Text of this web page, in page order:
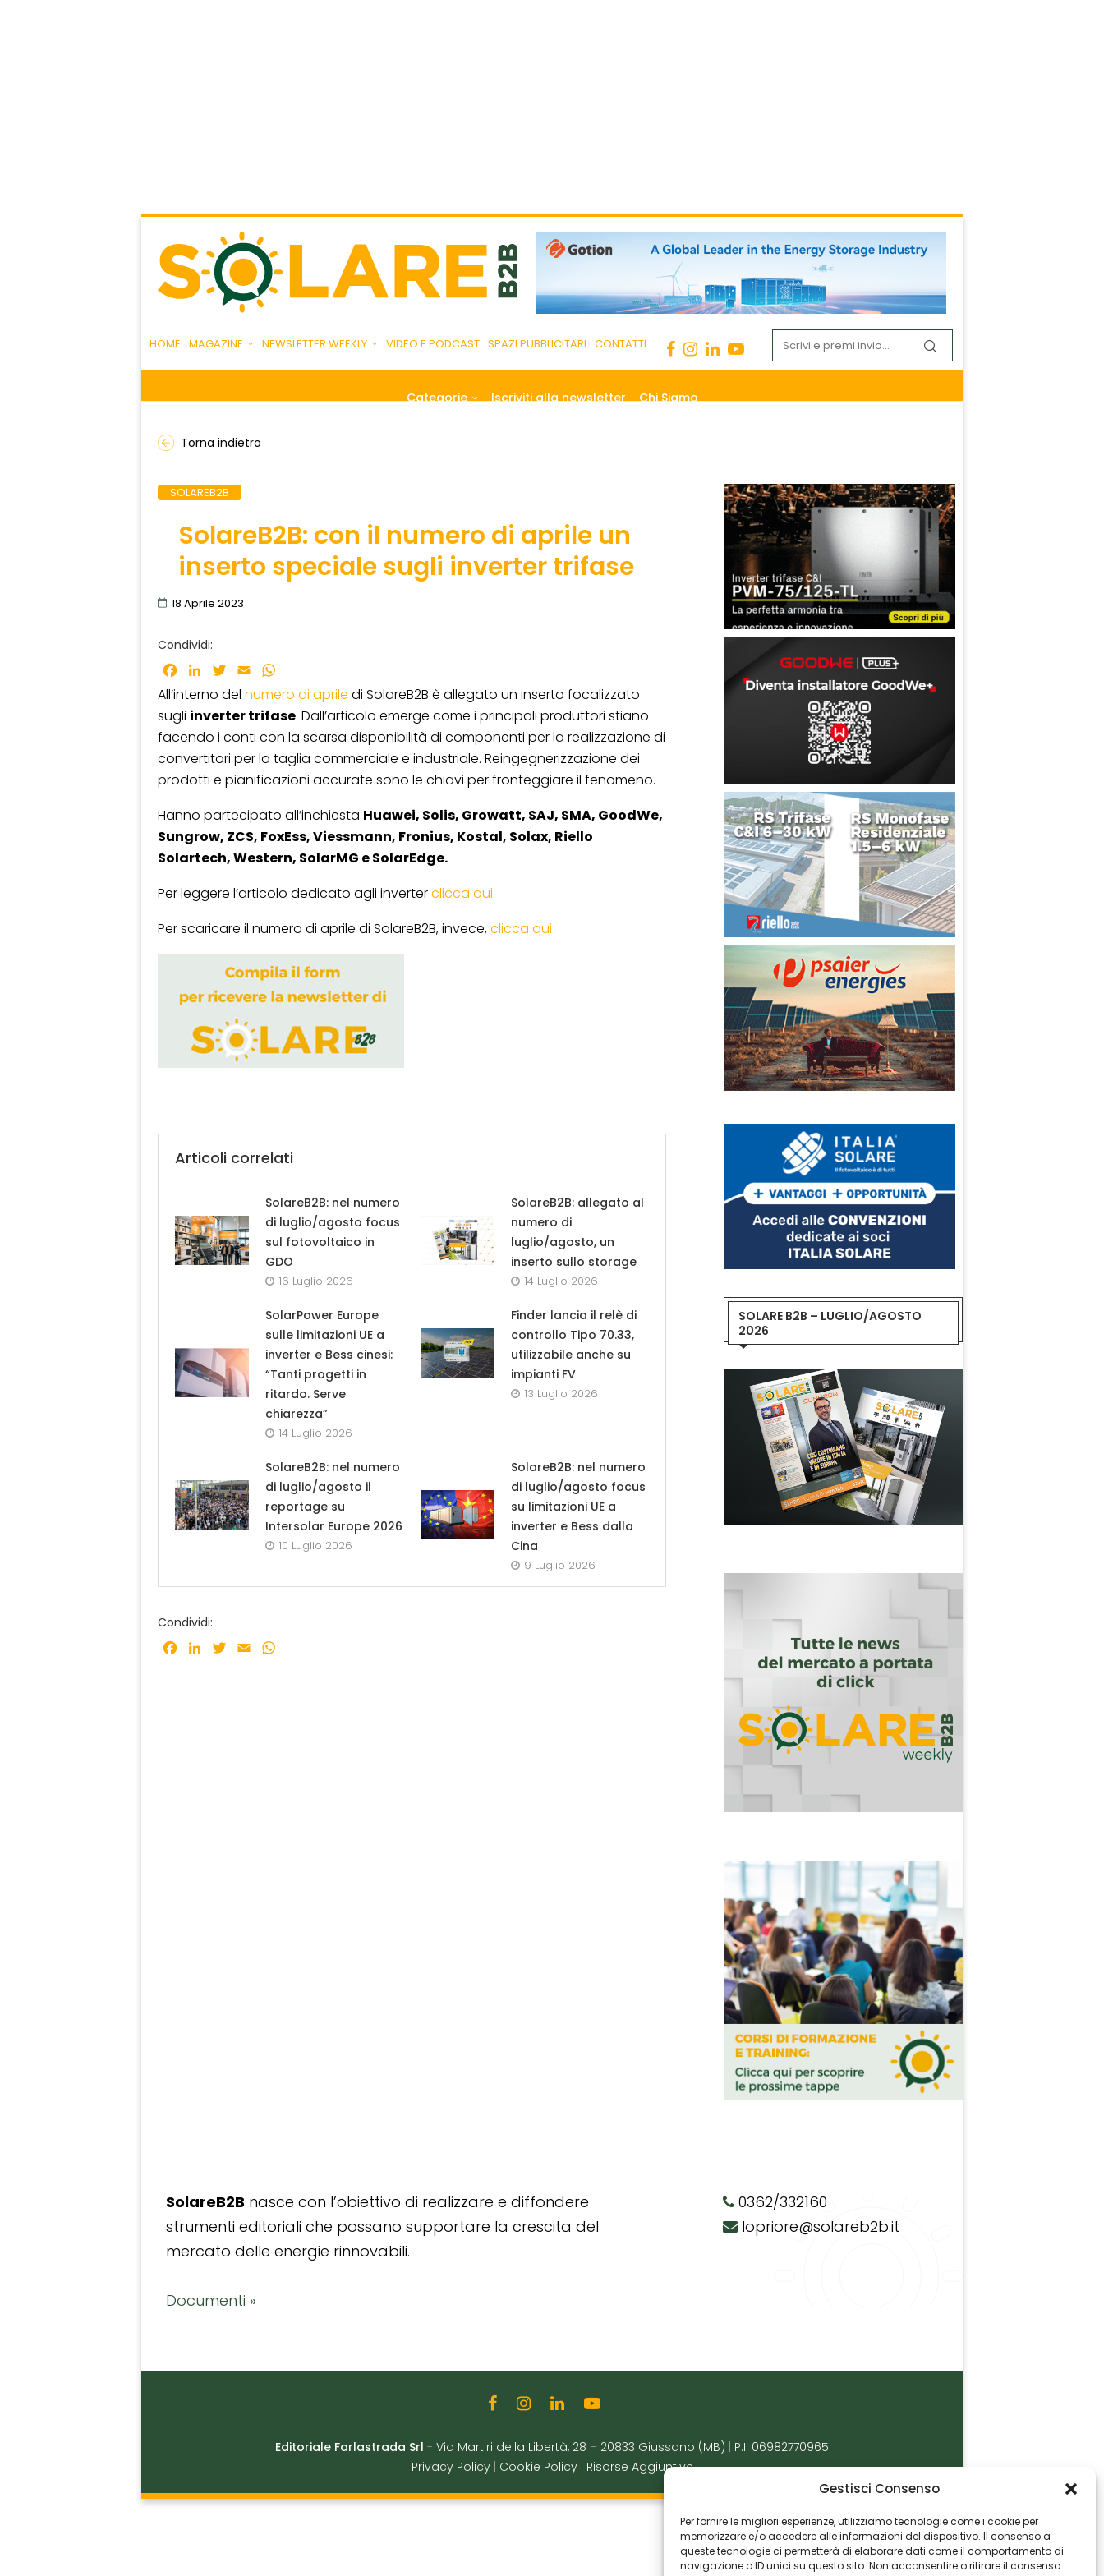
Gestisci Consenso
Per fornire le migliori esperienze, utilizziamo tecnologie come i cookie per
memorizzare e/o accedere alle informazioni del dispositivo. Il consenso a
queste tecnologie ci permetterà di elaborare dati come il comportamento di
navigazione o ID unici su questo sito. Non acconsentire o ritirare il consenso
HOME MAGAZINE NEWSLETTER WEEKLY VIDEO E PODCAST SPAZI PUBBLICITARI CONTATTI
Categorie Iscriviti alla newsletter Chi Siamo
Torna indietro
SOLAREB2B
SolareB2B: con il numero di aprile un
inserto speciale sugli inverter trifase
18 Aprile 2023
Condividi:
Facebook
LinkedInTwitter
Email
All’interno del numero di aprile di SolareB2B è allegato un inserto focalizzato
sugli inverter trifase. Dall’articolo emerge come i principali produttori stiano
facendo i conti con la scarsa disponibilità di componenti per la realizzazione di
convertitori per la taglia commerciale e industriale. Reingegnerizzazione dei
prodotti e pianificazioni accurate sono le chiavi per fronteggiare il fenomeno.
Hanno partecipato all’inchiesta Huawei, Solis, Growatt, SAJ, SMA, GoodWe,
Sungrow, ZCS, FoxEss, Viessmann, Fronius, Kostal, Solax, Riello
Solartech, Western, SolarMG e SolarEdge.
Per leggere l’articolo dedicato agli inverterclicca qui
Per scaricare il numero di aprile di SolareB2B, invece,clicca qui
Articoli correlati
SolareB2B: nel numero
di luglio/agosto focus
sul fotovoltaico in
GDO
16 Luglio 2026
SolareB2B: allegato al
numero di
luglio/agosto, un
inserto sullo storage
14 Luglio 2026
SolarPower Europe
sulle limitazioni UE a
inverter e Bess cinesi:
“Tanti progetti in
ritardo. Serve
chiarezza”
14 Luglio 2026
Finder lancia il relè di
controllo Tipo 70.33,
utilizzabile anche su
impianti FV
13 Luglio 2026
SolareB2B: nel numero
di luglio/agosto il
reportage su
Intersolar Europe 2026
10 Luglio 2026
SolareB2B: nel numero
di luglio/agosto focus
su limitazioni UE a
inverter e Bess dalla
Cina
9 Luglio 2026
Condividi:
Facebook
LinkedInTwitter
Email
SOLARE B2B – LUGLIO/AGOSTO
2026
SolareB2B nasce con l’obiettivo di realizzare e diffondere
strumenti editoriali che possano supportare la crescita del
mercato delle energie rinnovabili.
Documenti »
0362/332160
lopriore@solareb2b.it
Editoriale Farlastrada Srl - Via Martiri della Libertà, 28 – 20833 Giussano (MB)
P.I. 06982770965
Privacy Policy
Cookie Policy Risorse Aggiuntive